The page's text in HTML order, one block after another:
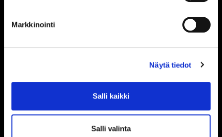
Markkinointi
Näytä tiedot
Salli kaikki
Salli valinta
TILASTOIHIN
1. 60 35 3 6 16 117 1,95
7 2